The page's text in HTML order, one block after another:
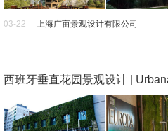
03-22 上海广亩景观设计有限公司
西班牙垂直花园景观设计 |